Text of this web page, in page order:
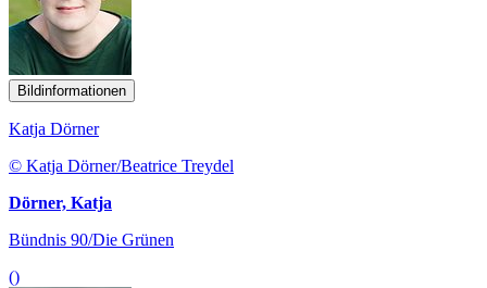
Bildinformationen
Katja Dörner
© Katja Dörner/Beatrice Treydel
Dörner, Katja
Bündnis 90/Die Grünen
()